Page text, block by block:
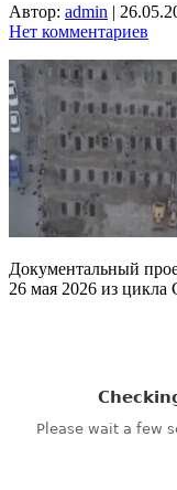
Автор: admin |
Нет комментариев
Документальный
26 мая 2026 из